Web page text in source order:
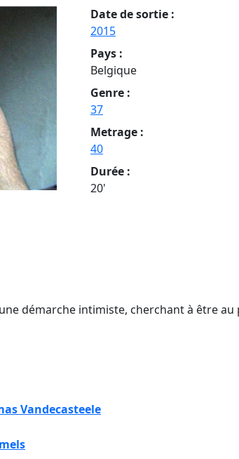
Date de sortie :
2015
Pays :
Belgique
Genre :
37
Metrage :
40
Durée :
20'
démarche intimiste, cherchant à être
Vandecasteele